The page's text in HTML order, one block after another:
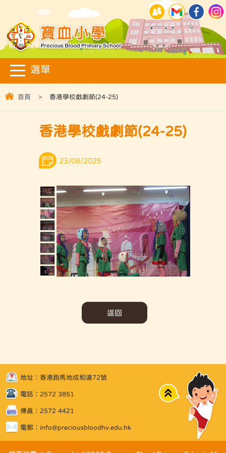
首頁 > 香港學校戲劇節(24-25)
香港學校戲劇節(24-25)
23/08/2025
返回
地址：香港跑馬地成和道72號
電話：2572 3851
傳真：2572 4421
電郵： info@preciousbloodhv.edu.hk
Top